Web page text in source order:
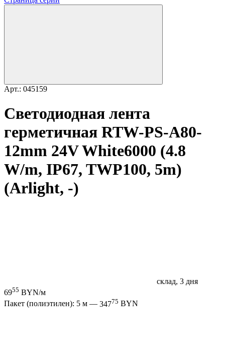
Арт.: 045159
Светодиодная лента
герметичная RTW-PS-A80-
12mm 24V White6000 (4.8
W/m, IP67, TWP100, 5m)
(Arlight, -)
склад, 3 дня
6955 BYN/м
Пакет (полиэтилен): 5 м — 34775 BYN